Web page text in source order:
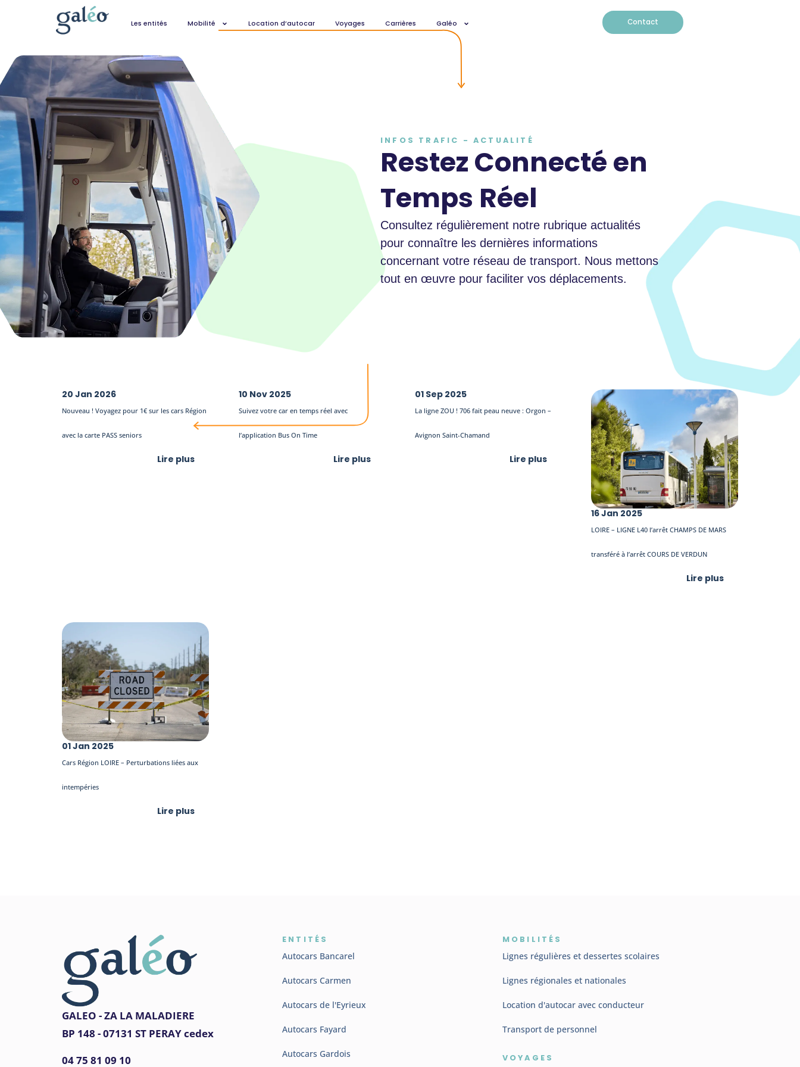
Les entités Mobilité Location d’autocar Voyages Carrières Galéo Contact
INFOS TRAFIC - ACTUALITÉ
Restez Connecté en
Temps Réel
Consultez régulièrement notre rubrique actualités
pour connaître les dernières informations
concernant votre réseau de transport. Nous mettons
tout en œuvre pour faciliter vos déplacements.
20 Jan 2026
Nouveau ! Voyagez pour 1€ sur les cars Région
avec la carte PASS seniors
Lire plus
10 Nov 2025
Suivez votre car en temps réel avec
l’application Bus On Time
Lire plus
01 Sep 2025
La ligne ZOU ! 706 fait peau neuve : Orgon –
Avignon Saint-Chamand
Lire plus
16 Jan 2025
LOIRE – LIGNE L40 l’arrêt CHAMPS DE MARS
transféré à l’arrêt COURS DE VERDUN
Lire plus
01 Jan 2025
Cars Région LOIRE – Perturbations liées aux
intempéries
Lire plus
GALEO - ZA LA MALADIERE
BP 148 - 07131 ST PERAY cedex
04 75 81 09 10
ENTITÉS
Autocars Bancarel
Autocars Carmen
Autocars de l'Eyrieux
Autocars Fayard
Autocars Gardois
MOBILITÉS
Lignes régulières et dessertes scolaires
Lignes régionales et nationales
Location d'autocar avec conducteur
Transport de personnel
VOYAGES